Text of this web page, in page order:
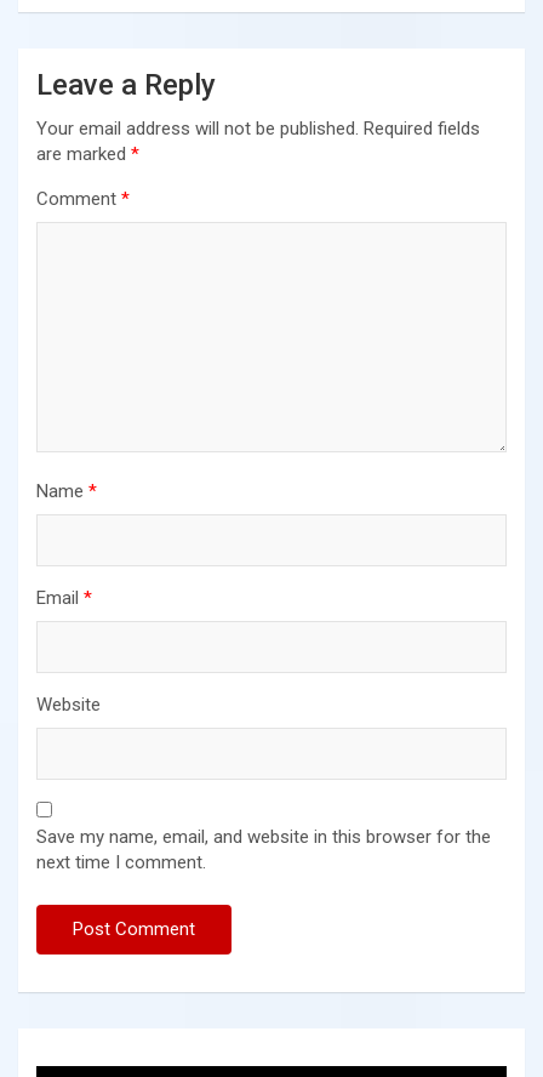
Leave a Reply
Your email address will not be published. Required fields
are marked *
Comment *
Name *
Email *
Website
Save my name, email, and website in this browser for the
next time I comment.